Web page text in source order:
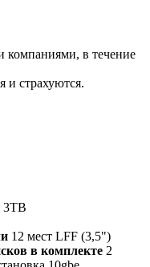
компаниями, в течение
и страхуются.
3TB
12 мест LFF (3,5")
в комплекте 2